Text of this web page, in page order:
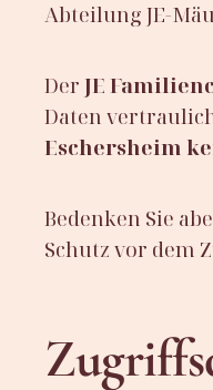
Abteilung JE-
Der JE
Daten
Eschersheim
Bedenken Sie
Schutz vor dem